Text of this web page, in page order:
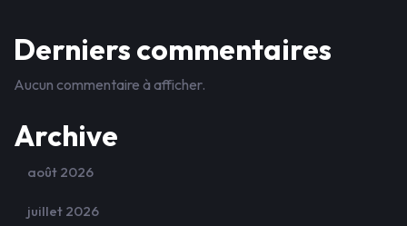
Derniers commentaires
Aucun commentaire à afficher.
Archive
août 2026
juillet 2026